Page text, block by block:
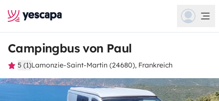
Campingbus von Paul
5 (1)Lamonzie-Saint-Martin (24680), Frankreich